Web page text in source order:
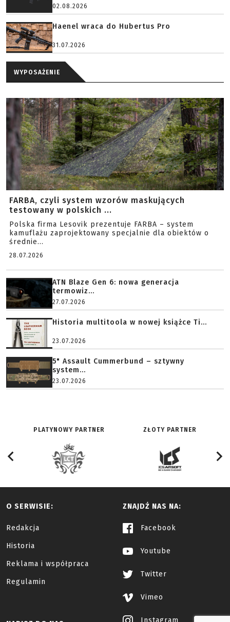
02.08.2026
Haenel wraca do Hubertus Pro
31.07.2026
WYPOSAŻENIE
FARBA, czyli system wzorów maskujących
testowany w polskich ...
Polska firma Lesovik prezentuje FARBA – system
kamuflażu zaprojektowany specjalnie dla obiektów o
średnie...
28.07.2026
ATN Blaze Gen 6: nowa generacja
termowiz...
27.07.2026
Historia multitoola w nowej książce Ti...
23.07.2026
5" Assault Cummerbund – sztywny
system...
23.07.2026
PLATYNOWY PARTNER ZŁOTY PARTNER
O SERWISIE:
Redakcja
Historia
Reklama i współpraca
Regulamin
ZNAJDŹ NAS NA:
Facebook
Youtube
Twitter
Vimeo
Instagram